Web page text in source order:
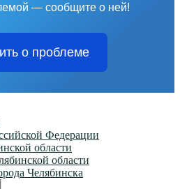
— сообщите о ней!
о проблеме